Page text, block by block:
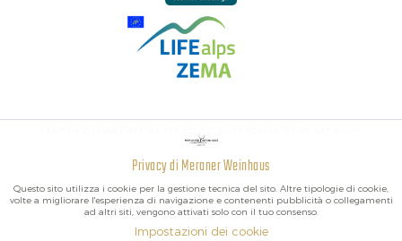
I MIGLIORI VINI DELL'ALTO ADIGE, DELL'ITALIA E DEL MONDO.
Privacy di Meraner Weinhaus
Questo sito utilizza i cookie per la gestione tecnica del sito. Altre tipologie di cookie,
volte a migliorare l'esperienza di navigazione e contenenti pubblicità o collegamenti
ad altri siti, vengono attivati solo con il tuo consenso.
Impostazioni dei cookie